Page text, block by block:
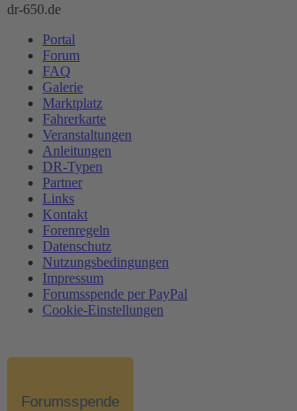
dr-650.de
Portal
Forum
FAQ
Galerie
Marktplatz
Fahrerkarte
Veranstaltungen
Anleitungen
DR-Typen
Partner
Links
Kontakt
Forenregeln
Datenschutz
Nutzungsbedingungen
Impressum
Forumsspende per PayPal
Cookie-Einstellungen
Forumsspende